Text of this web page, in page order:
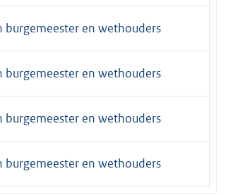
burgemeester en wethouders
burgemeester en wethouders
burgemeester en wethouders
burgemeester en wethouders